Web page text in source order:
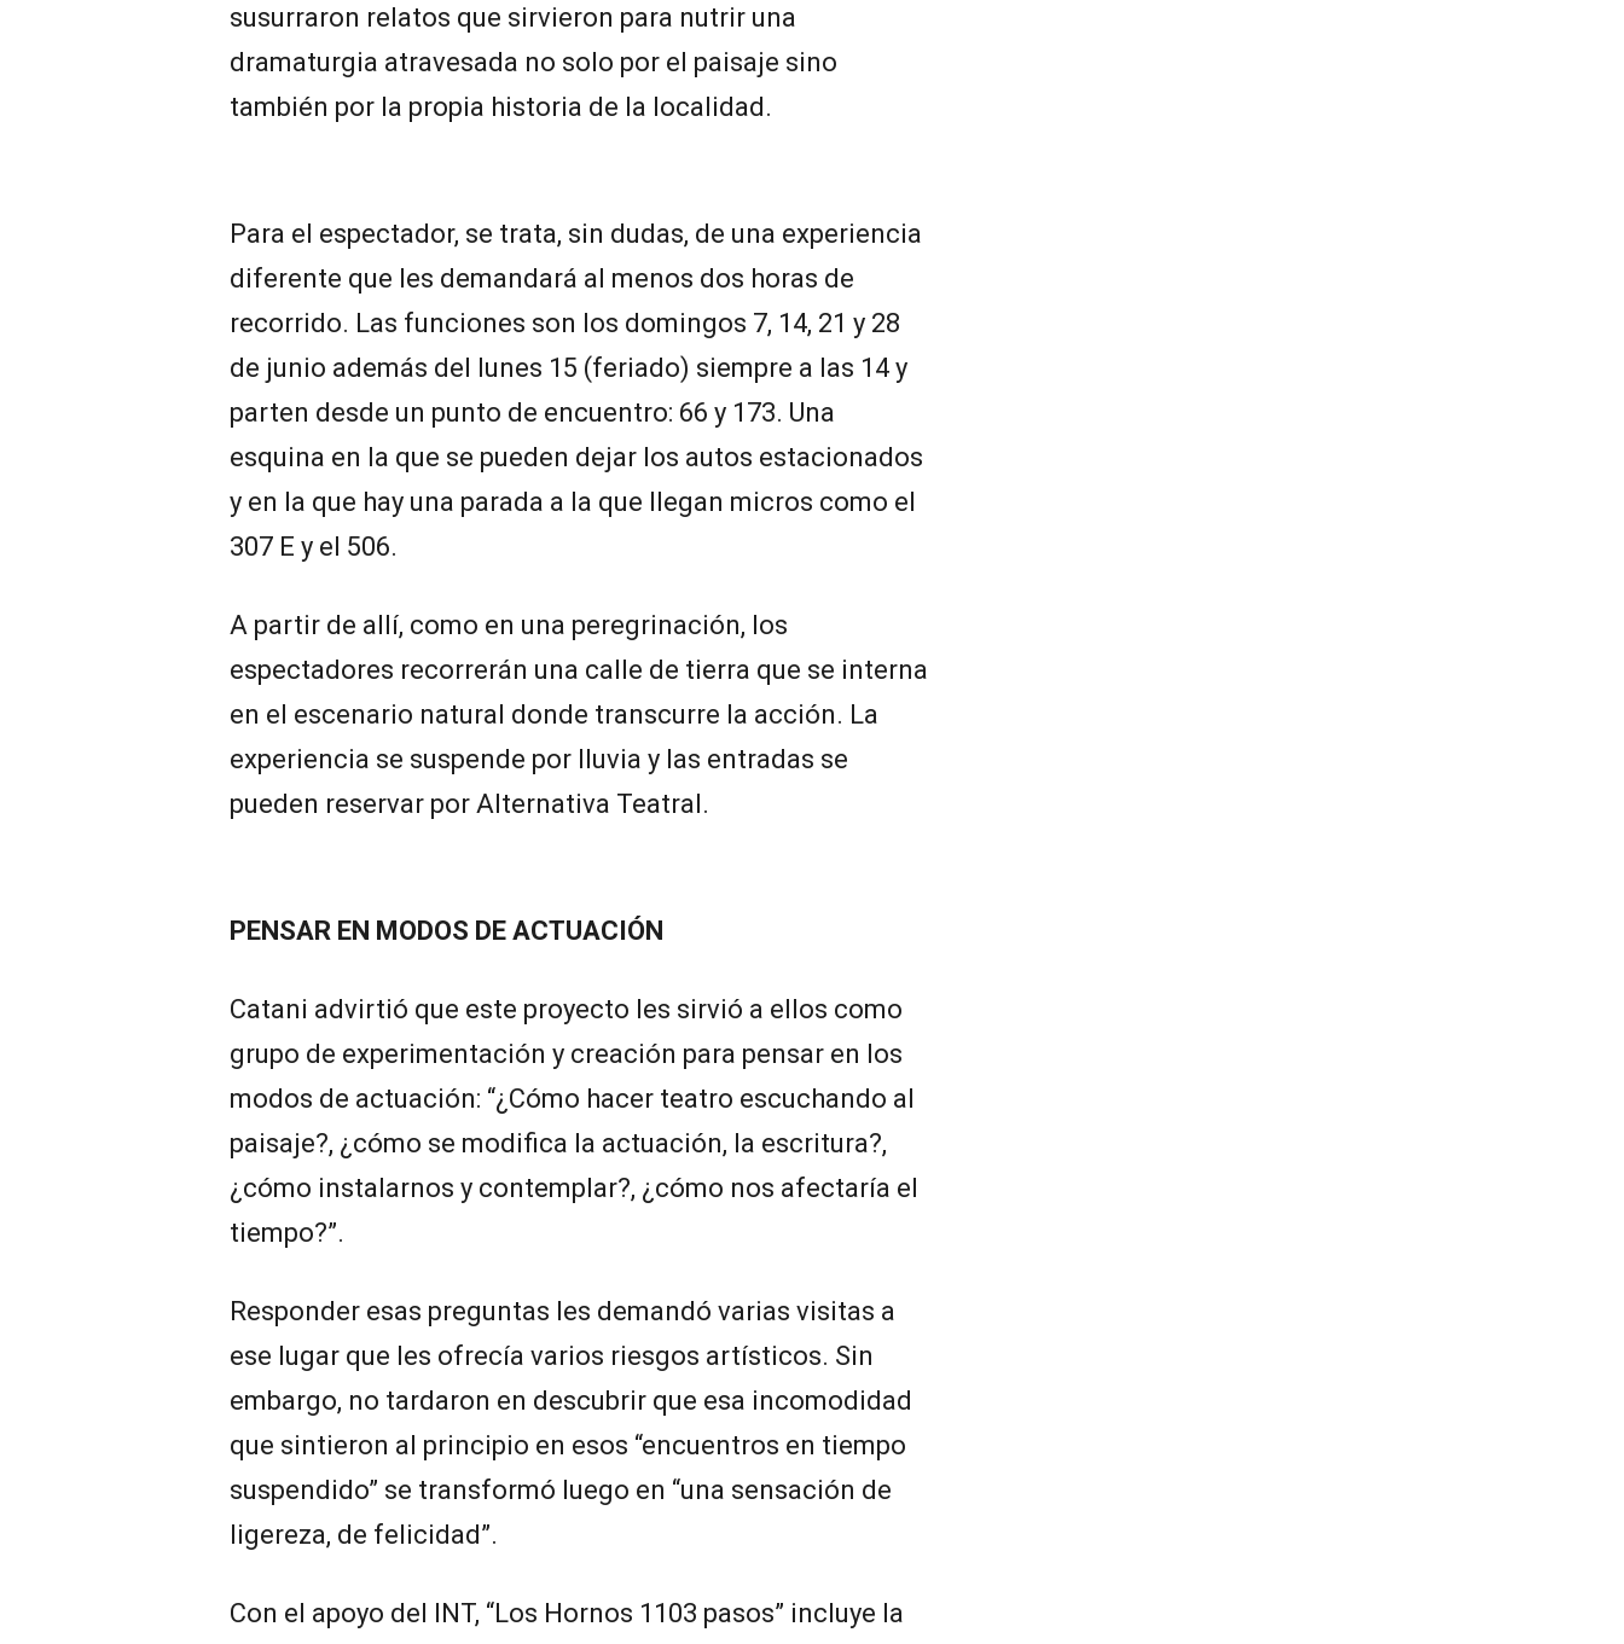
susurraron relatos que sirvieron para nutrir una
dramaturgia atravesada no solo por el paisaje sino
también por la propia historia de la localidad.
Para el espectador, se trata, sin dudas, de una experiencia
diferente que les demandará al menos dos horas de
recorrido. Las funciones son los domingos 7, 14, 21 y 28
de junio además del lunes 15 (feriado) siempre a las 14 y
parten desde un punto de encuentro: 66 y 173. Una
esquina en la que se pueden dejar los autos estacionados
y en la que hay una parada a la que llegan micros como el
307 E y el 506.
A partir de allí, como en una peregrinación, los
espectadores recorrerán una calle de tierra que se interna
en el escenario natural donde transcurre la acción. La
experiencia se suspende por lluvia y las entradas se
pueden reservar por Alternativa Teatral.
PENSAR EN MODOS DE ACTUACIÓN
Catani advirtió que este proyecto les sirvió a ellos como
grupo de experimentación y creación para pensar en los
modos de actuación: “¿Cómo hacer teatro escuchando al
paisaje?, ¿cómo se modifica la actuación, la escritura?,
¿cómo instalarnos y contemplar?, ¿cómo nos afectaría el
tiempo?”.
Responder esas preguntas les demandó varias visitas a
ese lugar que les ofrecía varios riesgos artísticos. Sin
embargo, no tardaron en descubrir que esa incomodidad
que sintieron al principio en esos “encuentros en tiempo
suspendido” se transformó luego en “una sensación de
ligereza, de felicidad”.
Con el apoyo del INT, “Los Hornos 1103 pasos” incluye la